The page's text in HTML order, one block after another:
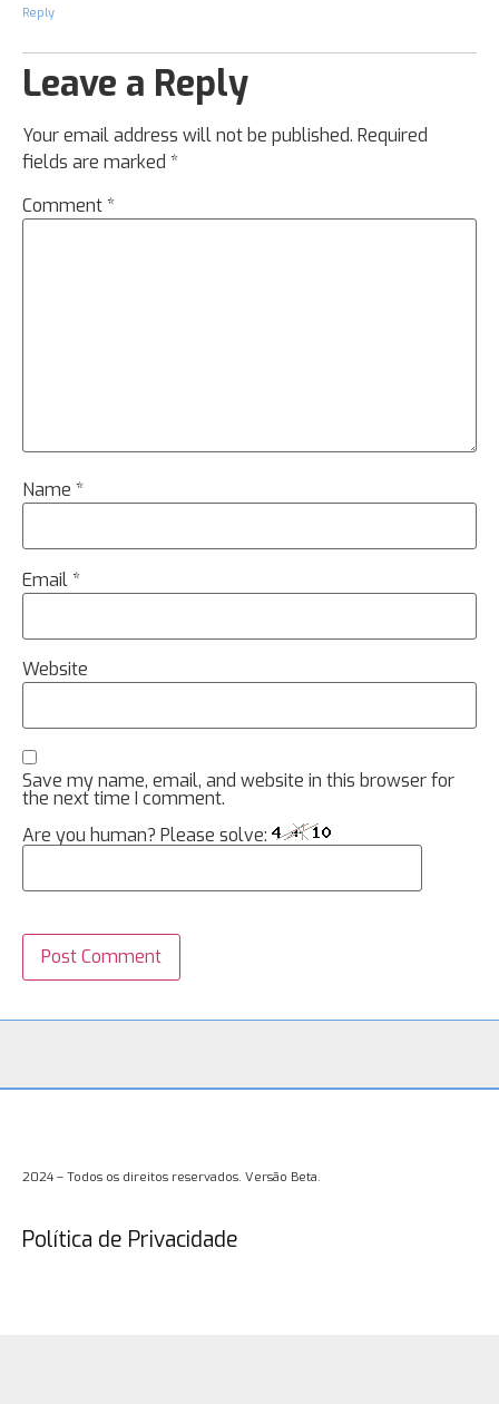
Reply
Leave a Reply
Your email address will not be published. Required
fields are marked *
Comment*
Name *
Email*
Website
Save my name, email, and website in this browser for
the next time I comment.
Are you human? Please solve:
2024 – Todos os direitos reservados. Versão Beta.
Política de Privacidade